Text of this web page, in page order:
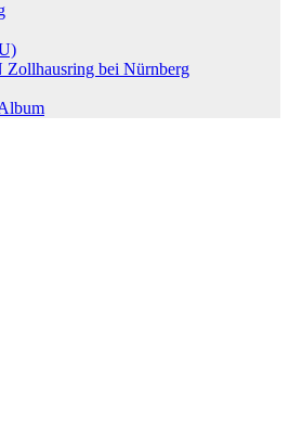
bei Nürnberg